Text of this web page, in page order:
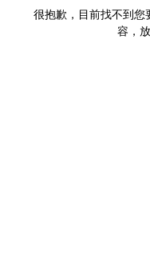
很抱歉，目前找不到
容，